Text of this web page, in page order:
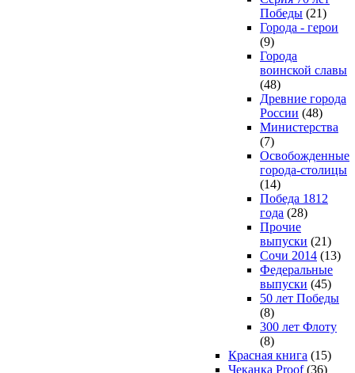
Победы (21)
Города - герои
(9)
Города
воинской славы
(48)
Древние города
России (48)
Министерства
(7)
Освобожденные
города-столицы
(14)
Победа 1812
года (28)
Прочие
выпуски (21)
Сочи 2014 (13)
Федеральные
выпуски (45)
50 лет Победы
(8)
300 лет Флоту
(8)
Красная книга (15)
Чеканка Proof(36)